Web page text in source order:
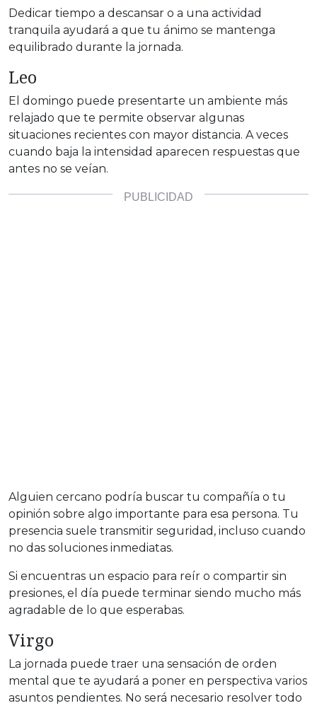
Dedicar tiempo a descansar o a una actividad
tranquila ayudará a que tu ánimo se mantenga
equilibrado durante la jornada.
Leo
El domingo puede presentarte un ambiente más
relajado que te permite observar algunas
situaciones recientes con mayor distancia. A veces
cuando baja la intensidad aparecen respuestas que
antes no se veían.
Alguien cercano podría buscar tu compañía o tu
opinión sobre algo importante para esa persona. Tu
presencia suele transmitir seguridad, incluso cuando
no das soluciones inmediatas.
Si encuentras un espacio para reír o compartir sin
presiones, el día puede terminar siendo mucho más
agradable de lo que esperabas.
Virgo
La jornada puede traer una sensación de orden
mental que te ayudará a poner en perspectiva varios
asuntos pendientes. No será necesario resolver todo